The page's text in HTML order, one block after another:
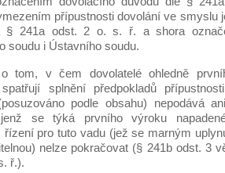
přípustnosti dovolání ve smyslu
241a odst. 2 o. s. ř. a shora
soudu i Ústavního soudu.
tom, v čem dovolatelé ohledně
splnění předpokladů
podle obsahu) nepodává
se týká prvního výroku
řízení pro tuto vadu (jež se marným
nelze pokračovat (§ 241b odst. 3
ř.).